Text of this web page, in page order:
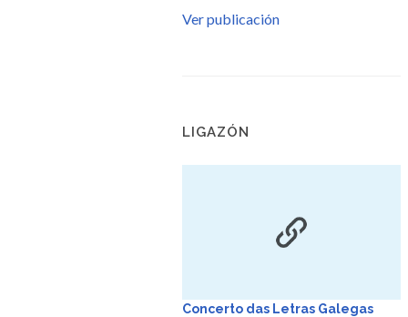
Ver publicación
LIGAZÓN
Concerto das Letras Galegas